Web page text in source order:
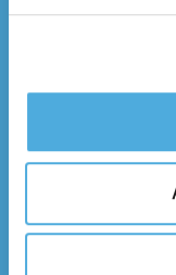
Lavora con
Trasporto
Trasporto
Tempi di